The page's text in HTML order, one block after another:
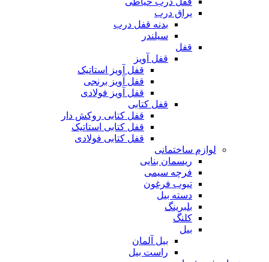
یراق درب
بدنه قفل درب
سیلندر
قفل
قفل آویز
قفل آویز استاتیک
قفل آویز برنجی
قفل آویز فولادی
قفل کتابی
قفل کتابی روکش دار
قفل کتابی استاتیک
قفل کتابی فولادی
لوازم ساختمانی
ریسمان بنایی
فرچه سیمی
تیوب فرغون
دسته بیل
بلبرينگ
کلنگ
بیل
بیل آلمان
راست بیل